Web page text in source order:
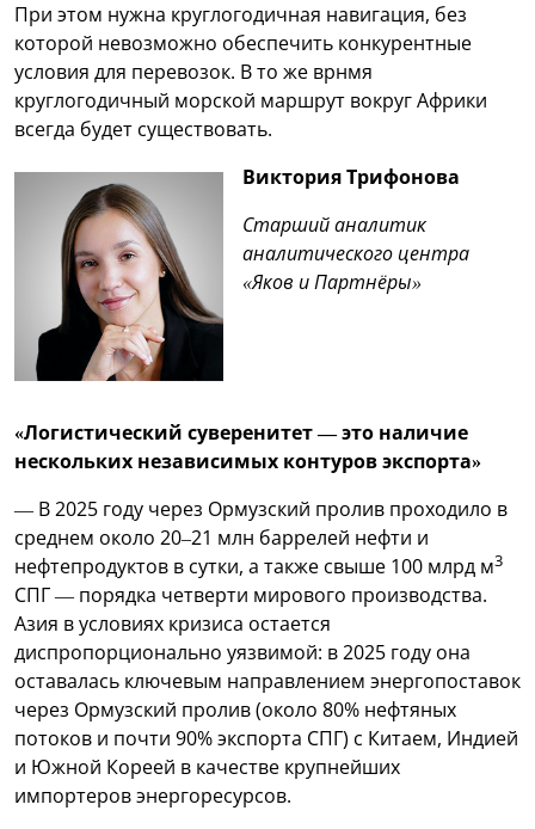
При этом нужна круглогодичная навигация, без
которой невозможно обеспечить конкурентные
условия для перевозок. В то же врнмя
круглогодичный морской маршрут вокруг Африки
всегда будет существовать.
Виктория Трифонова
Старший аналитик
аналитического центра
«Яков и Партнёры»
«Логистический суверенитет — это наличие
нескольких независимых контуров экспорта»
— В 2025 году через Ормузский пролив проходило в
среднем около 20–21 млн баррелей нефти и
нефтепродуктов в сутки, а также свыше 100 млрд м3
СПГ — порядка четверти мирового производства.
Азия в условиях кризиса остается
диспропорционально уязвимой: в 2025 году она
оставалась ключевым направлением энергопоставок
через Ормузский пролив (около 80% нефтяных
потоков и почти 90% экспорта СПГ) c Китаем, Индией
и Южной Кореей в качестве крупнейших
импортеров энергоресурсов.